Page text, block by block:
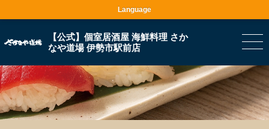
【公式】個室居酒屋 海鮮料理 さか
なや道場 伊勢市駅前店
Language